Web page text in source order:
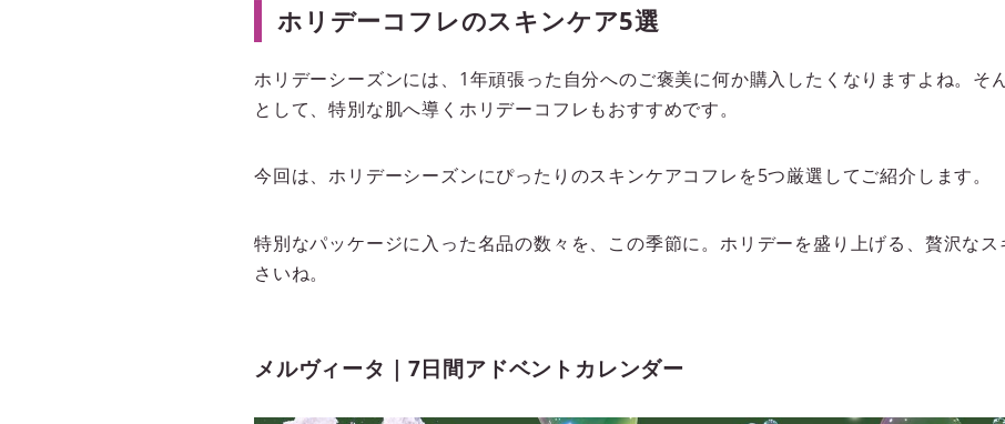
ホリデーコフレのスキンケア5選
ホリデーシーズンには、1年頑張った自分へのご褒美に何か購入したくなりますよね。そ
として、特別な肌へ導くホリデーコフレもおすすめです。
今回は、ホリデーシーズンにぴったりのスキンケアコフレを5つ厳選してご紹介します。
特別なパッケージに入った名品の数々を、この季節に。ホリデーを盛り上げる、贅沢な
さいね。
メルヴィータ｜7日間アドベントカレンダー